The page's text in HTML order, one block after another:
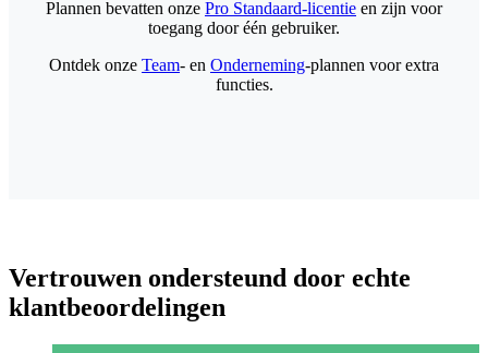
Plannen bevatten onze Pro Standaard-licentie en zijn voor
toegang door één gebruiker.
Ontdek onze Team- en Onderneming-plannen voor extra
functies.
Vertrouwen ondersteund door echte
klantbeoordelingen